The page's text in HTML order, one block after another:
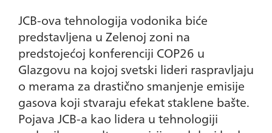
JCB-ova tehnologija vodonika biće
predstavljena u Zelenoj zoni na
predstojećoj konferenciji COP26 u
Glazgovu na kojoj svetski lideri raspravljaju
o merama za drastično smanjenje emisije
gasova koji stvaraju efekat staklene bašte.
Pojava JCB-a kao lidera u tehnologiji